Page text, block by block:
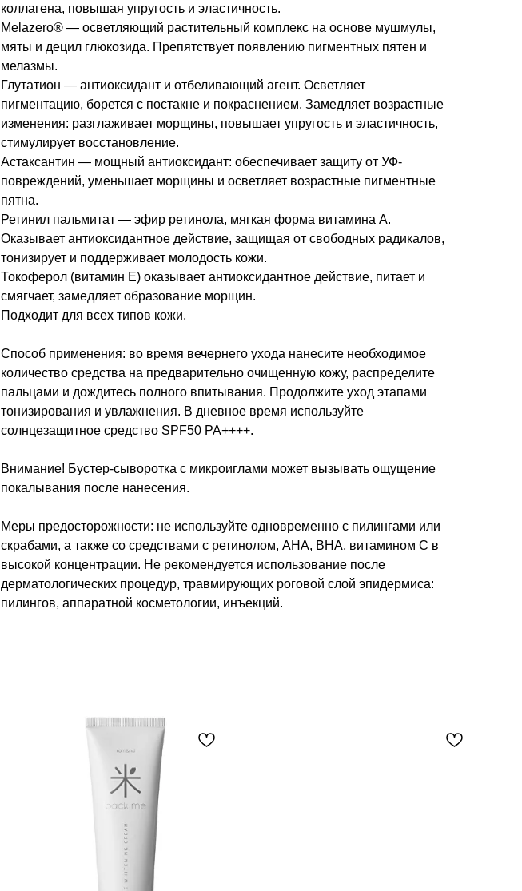
коллагена, повышая упругость и эластичность.
Melazero® — осветляющий растительный комплекс на основе мушмулы,
мяты и децил глюкозида. Препятствует появлению пигментных пятен и
мелазмы.
Глутатион — антиоксидант и отбеливающий агент. Осветляет
пигментацию, борется с постакне и покраснением. Замедляет возрастные
изменения: разглаживает морщины, повышает упругость и эластичность,
стимулирует восстановление.
Астаксантин — мощный антиоксидант: обеспечивает защиту от УФ-
повреждений, уменьшает морщины и осветляет возрастные пигментные
пятна.
Ретинил пальмитат — эфир ретинола, мягкая форма витамина A.
Оказывает антиоксидантное действие, защищая от свободных радикалов,
тонизирует и поддерживает молодость кожи.
Токоферол (витамин E) оказывает антиоксидантное действие, питает и
смягчает, замедляет образование морщин.
Подходит для всех типов кожи.
Способ применения: во время вечернего ухода нанесите необходимое
количество средства на предварительно очищенную кожу, распределите
пальцами и дождитесь полного впитывания. Продолжите уход этапами
тонизирования и увлажнения. В дневное время используйте
солнцезащитное средство SPF50 PA++++.
Внимание! Бустер-сыворотка с микроиглами может вызывать ощущение
покалывания после нанесения.
Меры предосторожности: не используйте одновременно с пилингами или
скрабами, а также со средствами с ретинолом, AHA, BHA, витамином C в
высокой концентрации. Не рекомендуется использование после
дерматологических процедур, травмирующих роговой слой эпидермиса:
пилингов, аппаратной косметологии, инъекций.